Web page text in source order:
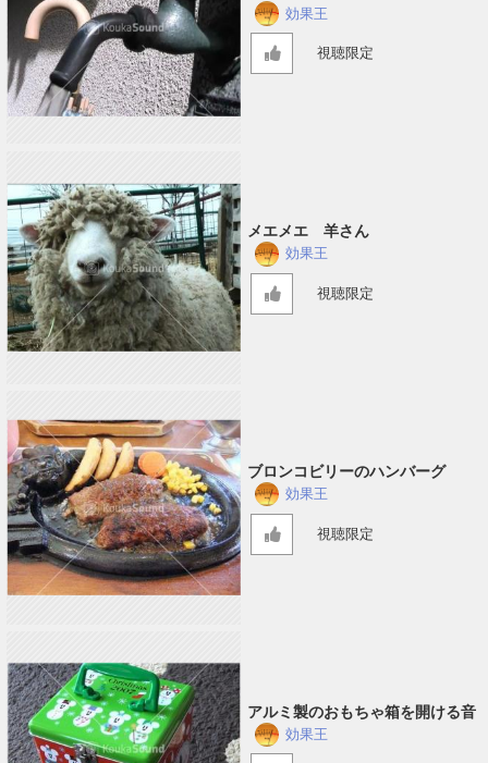
効果王
視聴限定
メエメエ 羊さん
効果王
視聴限定
ブロンコビリーのハンバーグ
効果王
視聴限定
アルミ製のおもちゃ箱を開ける音
効果王